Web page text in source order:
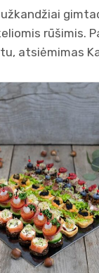
rūšimis.
atsiėmimas